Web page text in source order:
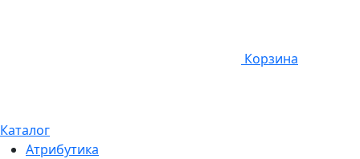
Корзина
Каталог
Атрибутика